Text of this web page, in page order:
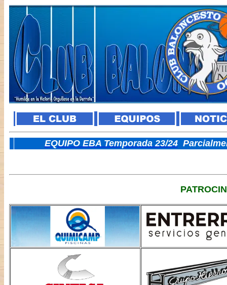
EQUIPO EBA Temporada 23/24